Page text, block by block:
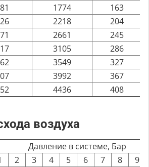
1774
163
2218
204
2661
245
3105
286
3549
327
3992
367
4436 408
воздуха
Давление в системе, Бар
2 3 4 5 6 7 8
9